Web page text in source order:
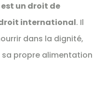
un droit de
droit international. Il
dans la dignité,
propre alimentation